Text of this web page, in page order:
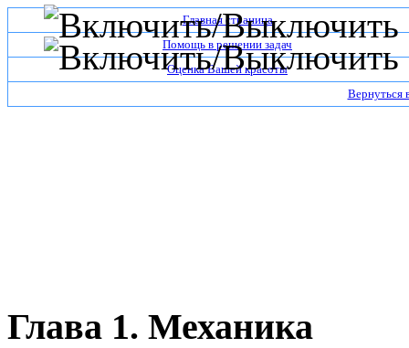
Главная страница
Помощь в решении задач
Оценка Вашей красоты
Вернуться
Глава 1. Механика